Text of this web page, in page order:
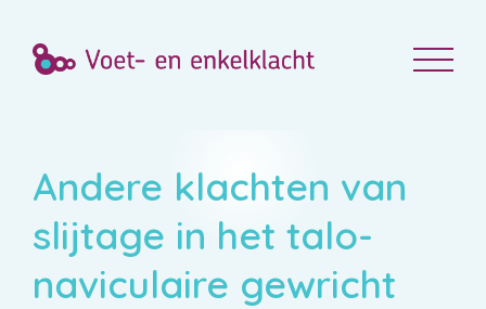
Andere klachten van
slijtage in het talo-
naviculaire gewricht